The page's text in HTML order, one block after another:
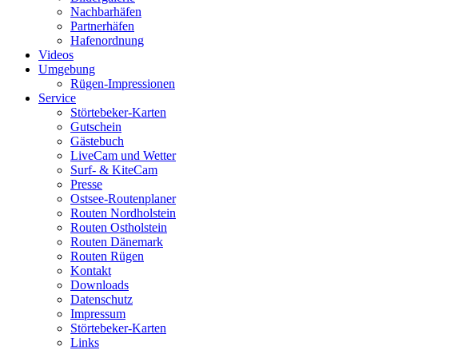
Nachbarhäfen
Partnerhäfen
Hafenordnung
Videos
Umgebung
Rügen-Impressionen
Service
Störtebeker-Karten
Gutschein
Gästebuch
LiveCam und Wetter
Surf- & KiteCam
Presse
Ostsee-Routenplaner
Routen Nordholstein
Routen Ostholstein
Routen Dänemark
Routen Rügen
Kontakt
Downloads
Datenschutz
Impressum
Störtebeker-Karten
Links